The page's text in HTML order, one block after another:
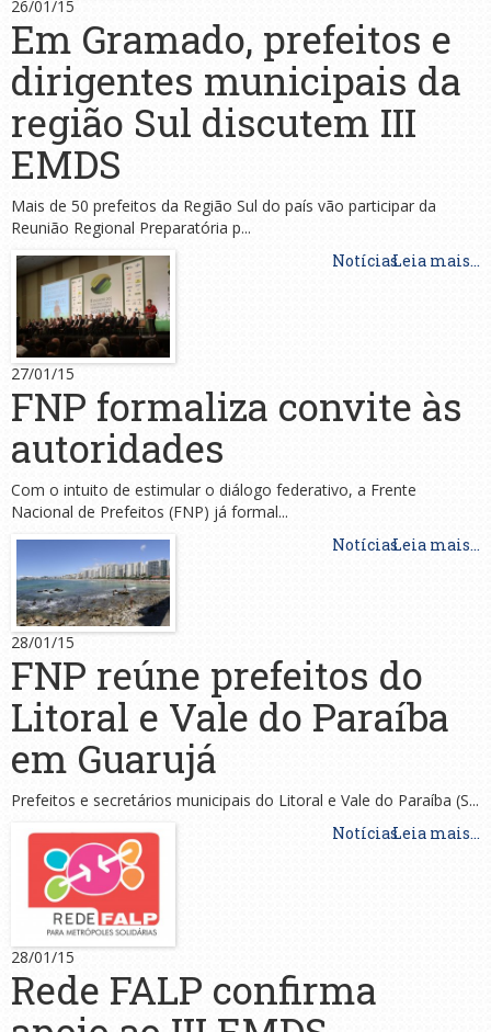
26/01/15
Em Gramado, prefeitos e
dirigentes municipais da
região Sul discutem III
EMDS
Mais de 50 prefeitos da Região Sul do país vão participar da
Reunião Regional Preparatória p...
NotíciasLeia mais...
27/01/15
FNP formaliza convite às
autoridades
Com o intuito de estimular o diálogo federativo, a Frente
Nacional de Prefeitos (FNP) já formal...
NotíciasLeia mais...
28/01/15
FNP reúne prefeitos do
Litoral e Vale do Paraíba
em Guarujá
Prefeitos e secretários municipais do Litoral e Vale do Paraíba (S...
NotíciasLeia mais...
28/01/15
Rede FALP confirma